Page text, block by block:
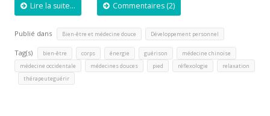
Lire la suite... Commentaires (2)
Publié dans Bien-être et médecine douce Développement personnel
Tag(s) bien-être corps énergie guérison médecine chinoise
médecine occidentale médecines douces pied réflexologie relaxation
thérapeuteguérir